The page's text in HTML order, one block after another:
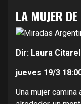
LA MUJER
Dir: Laura
jueves 19/3
Una mujer